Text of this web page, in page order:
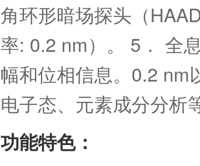
角环形暗场探头（
率: 0.2 nm）。 5． 全
幅和位相信息。0.2 nm
电子态、元素成分分析等
功能特色：